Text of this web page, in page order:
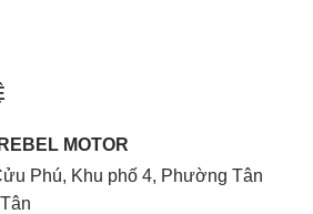
MOTOR
Phú, Khu phố 4, Phường Tân